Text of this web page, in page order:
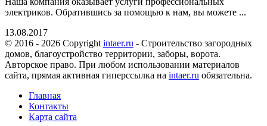
электриков. Обратившись за помощью к нам, вы можете ...
13.08.2017
© 2016 - 2026 Copyrightintaer.ru - Cтроительство загородных
домов, благоустройство территории, заборы, ворота.
Авторское право. При любом использовании материалов
сайта, прямая активная гиперссылка на intaer.ru обязательна.
Главная
Контакты
Карта сайта